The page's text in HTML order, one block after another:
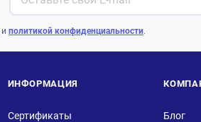
и политикой конфиденциальности.
ИНФОРМАЦИЯ
Сертификаты Блог